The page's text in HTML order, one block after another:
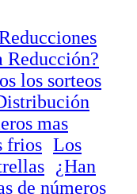
Reducción?
los sorteos
mas
frios Los
¿Han
de números